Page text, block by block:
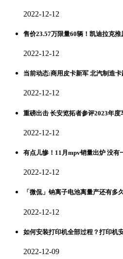
2022-12-12
售价23.57万限量60辆！凯迪拉克
2022-12-12
当前动态:商用皮卡新军 北汽制造
2022-12-12
重磅出击 长安览拓者参评2023年度
2022-12-12
有点儿惨！11月mpv销量出炉 没有
2022-12-12
「微侃」钠离子电池离量产还有多
2022-12-12
如何安装打印机全部过程？打印机
2022-12-09